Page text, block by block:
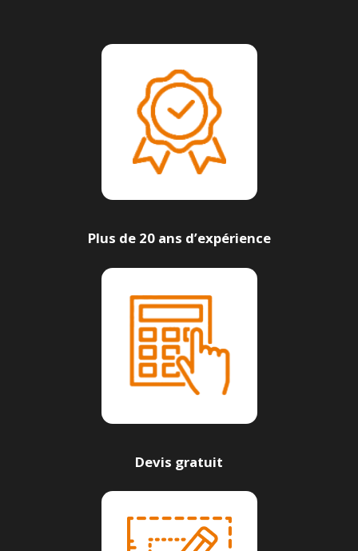
Plus de 20 ans d’expérience
Devis gratuit